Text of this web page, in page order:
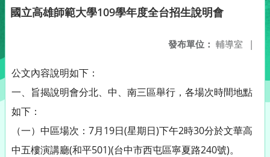
國立高雄師範大學109學年度全台招生說明會
發布單位： 輔導室 |
公文內容說明如下：
一、旨揭說明會分北、中、南三區舉行，各場次時間地點
如下：
（一）中區場次：7月19日(星期日)下午2時30分於文華高
中五樓演講廳(和平501)(台中市西屯區寧夏路240號)。